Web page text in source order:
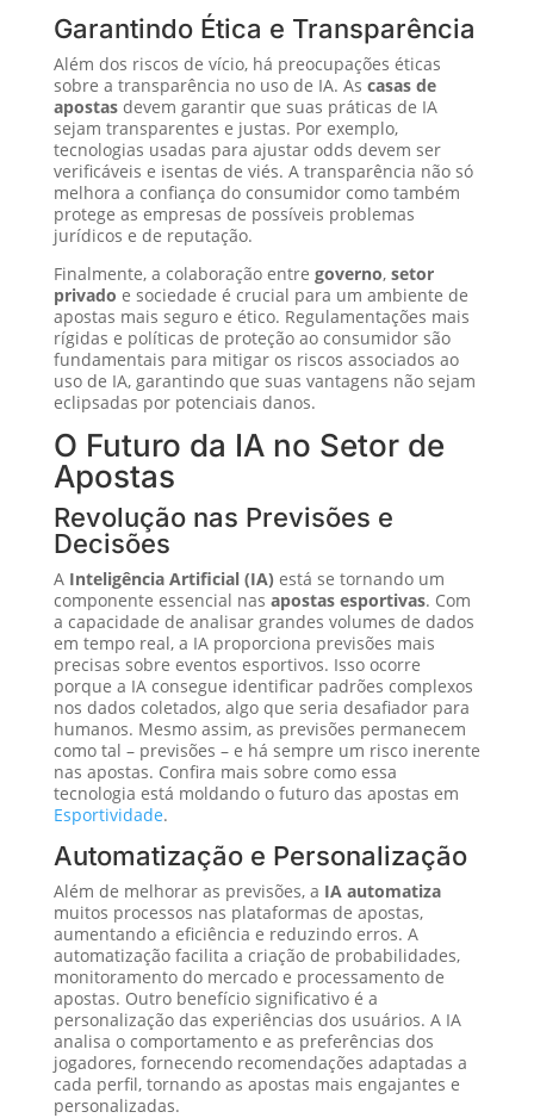
Garantindo Ética e Transparência
Além dos riscos de vício, há preocupações éticas
sobre a transparência no uso de IA. As casas de
apostasdevem garantir que suas práticas de IA
sejam transparentes e justas. Por exemplo,
tecnologias usadas para ajustar odds devem ser
verificáveis e isentas de viés. A transparência não só
melhora a confiança do consumidor como também
protege as empresas de possíveis problemas
jurídicos e de reputação.
Finalmente, a colaboração entre governo, setor
privado e sociedade é crucial para um ambiente de
apostas mais seguro e ético. Regulamentações mais
rígidas e políticas de proteção ao consumidor são
fundamentais para mitigar os riscos associados ao
uso de IA, garantindo que suas vantagens não sejam
eclipsadas por potenciais danos.
O Futuro da IA no Setor de
Apostas
Revolução nas Previsões e
Decisões
A Inteligência Artificial (IA) está se tornando um
componente essencial nas apostas esportivas. Com
a capacidade de analisar grandes volumes de dados
em tempo real, a IA proporciona previsões mais
precisas sobre eventos esportivos. Isso ocorre
porque a IA consegue identificar padrões complexos
nos dados coletados, algo que seria desafiador para
humanos. Mesmo assim, as previsões permanecem
como tal – previsões – e há sempre um risco inerente
nas apostas. Confira mais sobre como essa
tecnologia está moldando o futuro das apostas em
Esportividade.
Automatização e Personalização
Além de melhorar as previsões, a IA automatiza
muitos processos nas plataformas de apostas,
aumentando a eficiência e reduzindo erros. A
automatização facilita a criação de probabilidades,
monitoramento do mercado e processamento de
apostas. Outro benefício significativo é a
personalização das experiências dos usuários. A IA
analisa o comportamento e as preferências dos
jogadores, fornecendo recomendações adaptadas a
cada perfil, tornando as apostas mais engajantes e
personalizadas.